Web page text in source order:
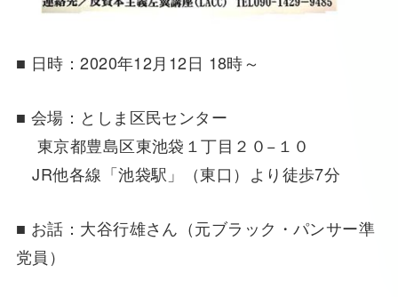
■ 日時：2020年12月12日 18時～
■ 会場：としま区民センター
東京都豊島区東池袋１丁目２０−１０
JR他各線「池袋駅」（東口）より徒歩7分
■ お話：大谷行雄さん（元ブラック・パンサー準
党員）